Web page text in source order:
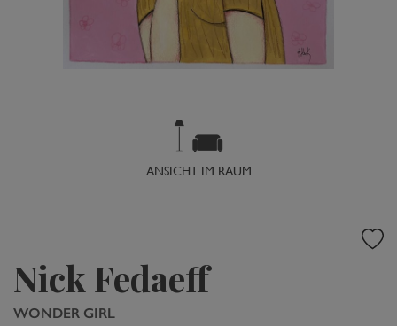
ANSICHT IM RAUM
Nick Fedaeff
WONDER GIRL